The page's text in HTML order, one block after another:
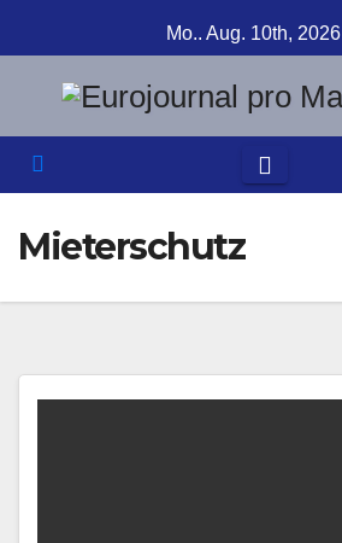
Inhalt
springen
Mo.. Aug. 10th, 2026
Mieterschutz